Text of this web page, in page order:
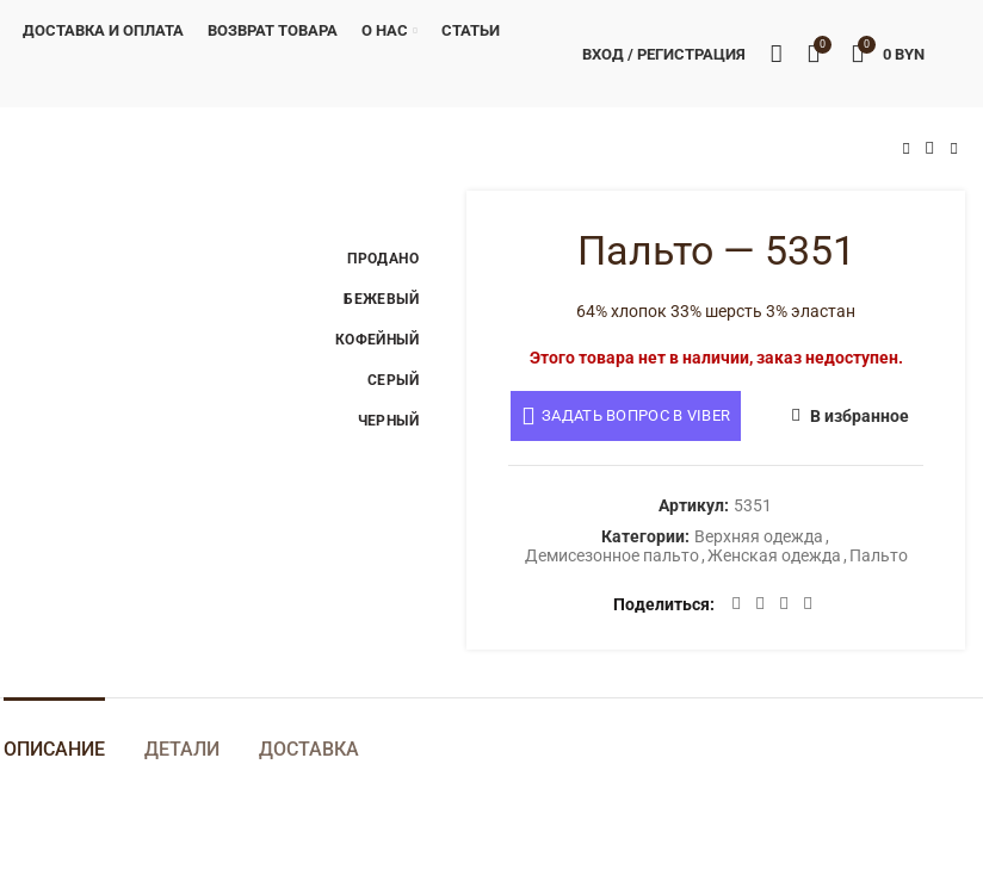
ДОСТАВКА И ОПЛАТА ВОЗВРАТ ТОВАРА О НАС СТАТЬИ
ВХОД / РЕГИСТРАЦИЯ
0 0
0BYN
ПРОДАНО
БЕЖЕВЫЙ
КОФЕЙНЫЙ
СЕРЫЙ
ЧЕРНЫЙ
Пальто — 5351
64% хлопок 33% шерсть 3% эластан
Этого товара нет в наличии, заказ недоступен.
ЗАДАТЬ ВОПРОС В VIBER В избранное
Артикул: 5351
Категории: Верхняя одежда ,
Демисезонное пальто ,Женская одежда , Пальто
Поделиться
ОПИСАНИЕ ДЕТАЛИ ДОСТАВКА